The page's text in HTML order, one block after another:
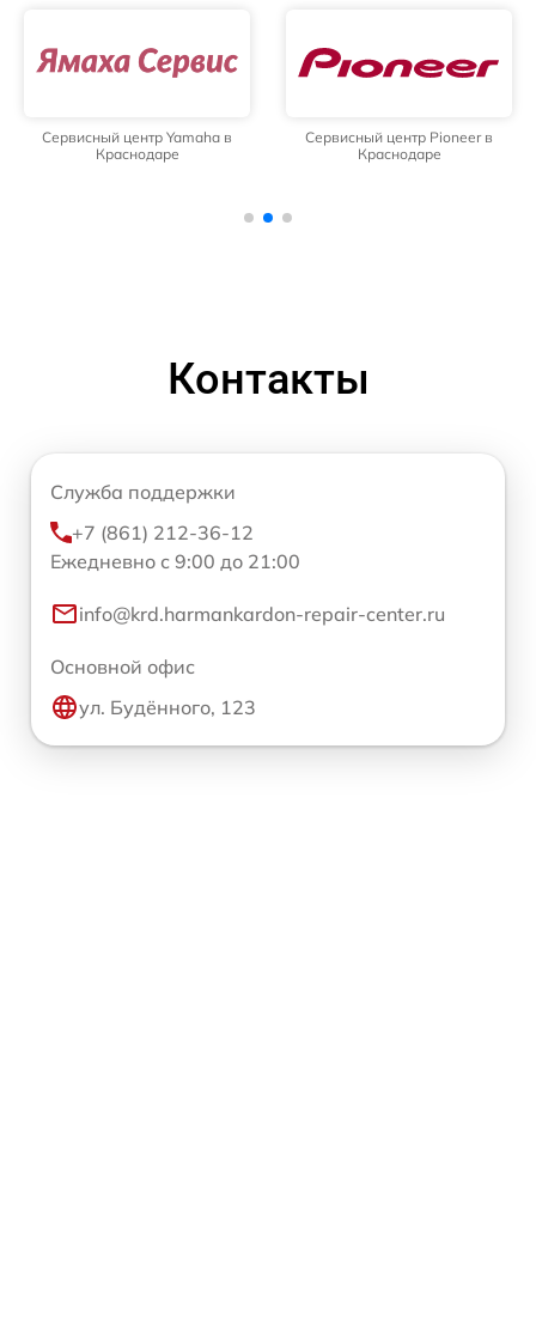
Сервисный центр Yamaha в
Краснодаре
Сервисный центр Pioneer в
Краснодаре
Контакты
Служба поддержки
+7 (861) 212-36-12
Ежедневно с 9:00 до 21:00
info@krd.harmankardon-repair-center.ru
Основной офис
ул. Будённого, 123